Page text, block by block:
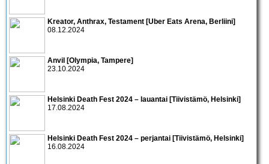
Kreator, Anthrax, Testament [Uber Eats Arena, Berliini]
08.12.2024
Anvil [Olympia, Tampere]
23.10.2024
Helsinki Death Fest 2024 – lauantai [Tiivistämö, Helsinki]
17.08.2024
Helsinki Death Fest 2024 – perjantai [Tiivistämö, Helsinki]
16.08.2024